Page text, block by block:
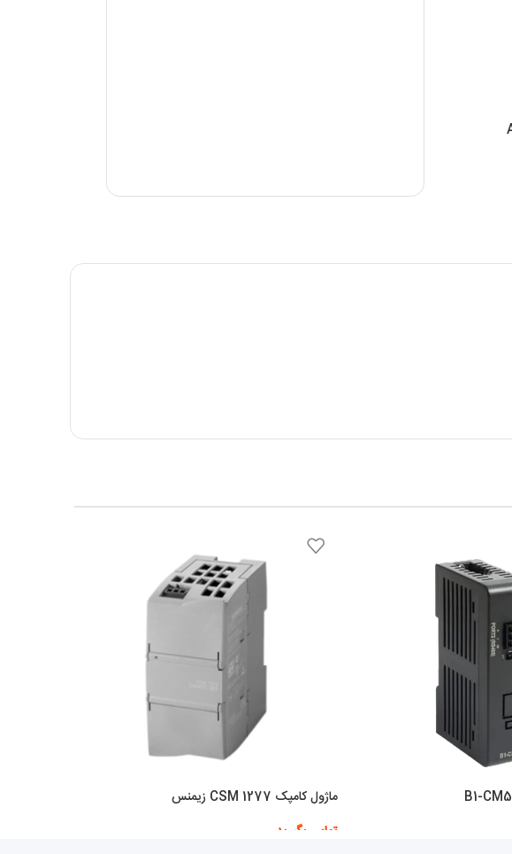
ماژول کامپک CSM 1277 زیمنس
تماس بگیرید